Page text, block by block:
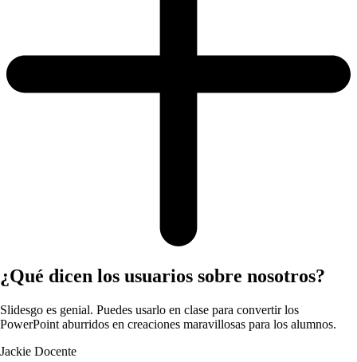
¿Qué dicen los usuarios sobre nosotros?
Slidesgo es genial. Puedes usarlo en clase para convertir los
PowerPoint aburridos en creaciones maravillosas para los alumnos.
Jackie Docente